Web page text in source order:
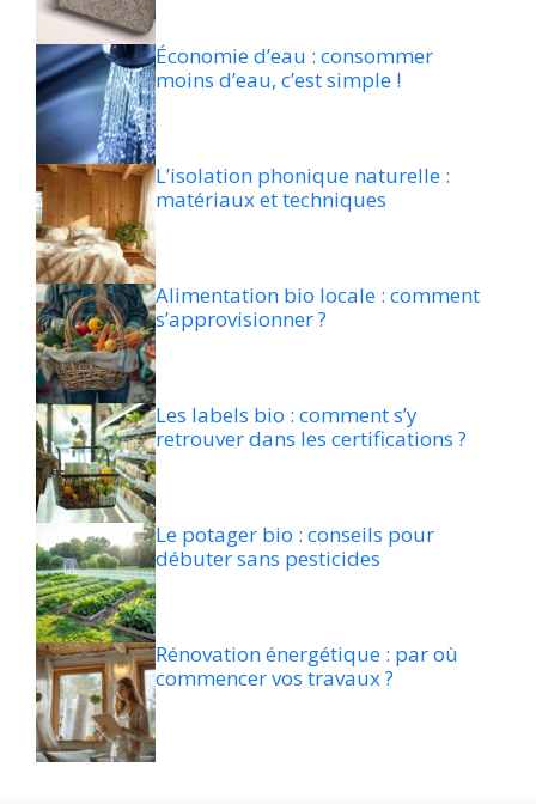
Économie d’eau : consommer
moins d’eau, c’est simple !
L’isolation phonique naturelle :
matériaux et techniques
Alimentation bio locale : comment
s’approvisionner ?
Les labels bio : comment s’y
retrouver dans les certifications ?
Le potager bio : conseils pour
débuter sans pesticides
Rénovation énergétique : par où
commencer vos travaux ?